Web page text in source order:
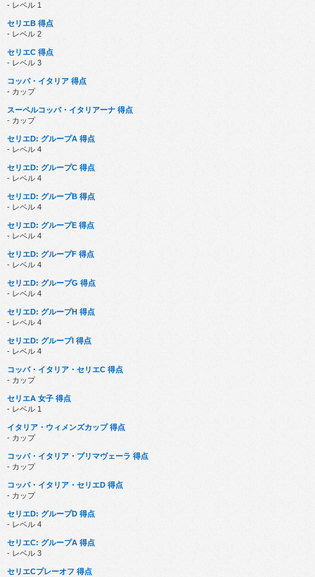
- レベル 1
セリエB 得点
- レベル 2
セリエC 得点
- レベル 3
コッパ・イタリア 得点
- カップ
スーペルコッパ・イタリアーナ 得点
- カップ
セリエD: グループA 得点
- レベル 4
セリエD: グループC 得点
- レベル 4
セリエD: グループB 得点
- レベル 4
セリエD: グループE 得点
- レベル 4
セリエD: グループF 得点
- レベル 4
セリエD: グループG 得点
- レベル 4
セリエD: グループH 得点
- レベル 4
セリエD: グループI 得点
- レベル 4
コッパ・イタリア・セリエC 得点
- カップ
セリエA 女子 得点
- レベル 1
イタリア・ウィメンズカップ 得点
- カップ
コッパ・イタリア・プリマヴェーラ 得点
- カップ
コッパ・イタリア・セリエD 得点
- カップ
セリエD: グループD 得点
- レベル 4
セリエC: グループA 得点
- レベル 3
セリエCプレーオフ 得点